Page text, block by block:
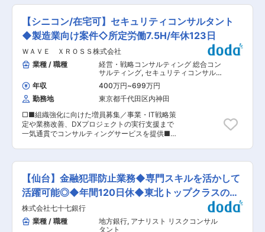
いただきます。 ■入社後の流れ： 入社後は既存
社員のサポートのもと案件に参画。OJTに加え、
未経験者向けのコンサル業界・デリバリー研修を
役職問わず実施します。立ち上がりまで伴走し、
1on1を通じて成長・キャリアも継続的に支援しま
す。 ■キャリアパス ・入社後はコンサル業界や
デリバリ関連の個別研修を役職問わず実施し早期
成果を支援します ・IT・ビジネス両面でのコンサ
ルティング経験を積み、スペシャリスト／ジェネ
ラリストいずれのキャリア形成も可能。社内ベン
チャー制度を活用し、新規事業への挑戦もできま
す。 ■働き方 コンサル経験の長い幹部層が多
く、長期就業できる会社を作りたいという思いか
土日祝休み ・所定労働7.5H、残業全社平均25時
間程度 ・コーヒーメーカーや、炭酸飲料などフリ
など社内交流も活発です。 ・一部在宅可能案件あ
り。 変更の範囲：会社の定める業務
る建造物や施設に対し、温室効果ガス排出量の第
三者検証やグリーンビル認証取得、省エネ診断な
どを実施し、クライアントの脱炭素・環境対応強
化をエンジニアリングの視点から支援します。 ■
業務詳細 ・クライアントの温暖化ガス排出量に関
する第三者機関としての検証（例：東京都キャッ
プ&トレード制度等の登録検証機関業務）や、各
種自治体条例に基づく届出書類作成支援を担当し
ます。 ・省エネルギー・CO2削減等の課題に対
し、現地調査・データ分析・改善策提案を行い、
商業ビルや工場、データセンター等多様な施設の
環境性能評価を実施します。 ・CASBEE認証や
BELS評価など、グリーンビル認証取得コンサル
ティングに携わり、認証機関との調整・評価書作
成も行います。 ・REIT法人や大規模事業所を持
つ企業等の多様なクライアント案件に参画しま
ィング等。 ■組織構成 30〜40代を中心に10名強
の体制。中途入社者が多数で多様な専門性を活か
せる環境です。 ■業務の魅力 社会的ニーズの高
い分野で専門性を高めつつ、幅広い不動産や施設
の環境対応に携われます。 ■教育体制 OJTや人
材開発部主導の研修、資格取得支援等、成長をサ
【シニコン/在宅可】セキュリティコンサルタント
◆製造業向け案件◇所定労働7.5H/年休123日
ＷＡＶＥ ＸＲＯＳＳ株式会社
業種 / 職種
経営・戦略コンサルティング 総合コン
サルティング, セキュリティコンサルタ
ント・アナリスト リスクコンサルタン
ト
年収 400万円~699万円
勤務地
東京都千代田区内神田
□■組織強化に向けた増員募集／事業・IT戦略策
定や業務改善、DXプロジェクトの実行支援まで
一気通貫でコンサルティングサービスを提供■□
大企業の顧客向け支援を多く行っており、重要な
経営課題の一つである情報セキュリティリスクへ
の対応を通じ、顧客のビジネスの発展に寄与して
います。 ■業務概要 製造業を中心に、自動車・
エネルギー・化粧品など多様な業界の顧客に対し
情報セキュリティ関連の担当プロジェクトの推進
（プロジェクトマネージャーやリーダーの指示の
もと、担当業務を遂行） 【想定プロジェクト】
【仙台】金融犯罪防止業務◆専門スキルを活かして
活躍可能◎◆年間120日休◆東北トップクラスの地
方銀行
株式会社七十七銀行
業種 / 職種
地方銀行, アナリスト リスクコンサル
タント